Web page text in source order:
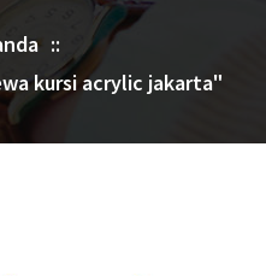
::
kursi acrylic jakarta"